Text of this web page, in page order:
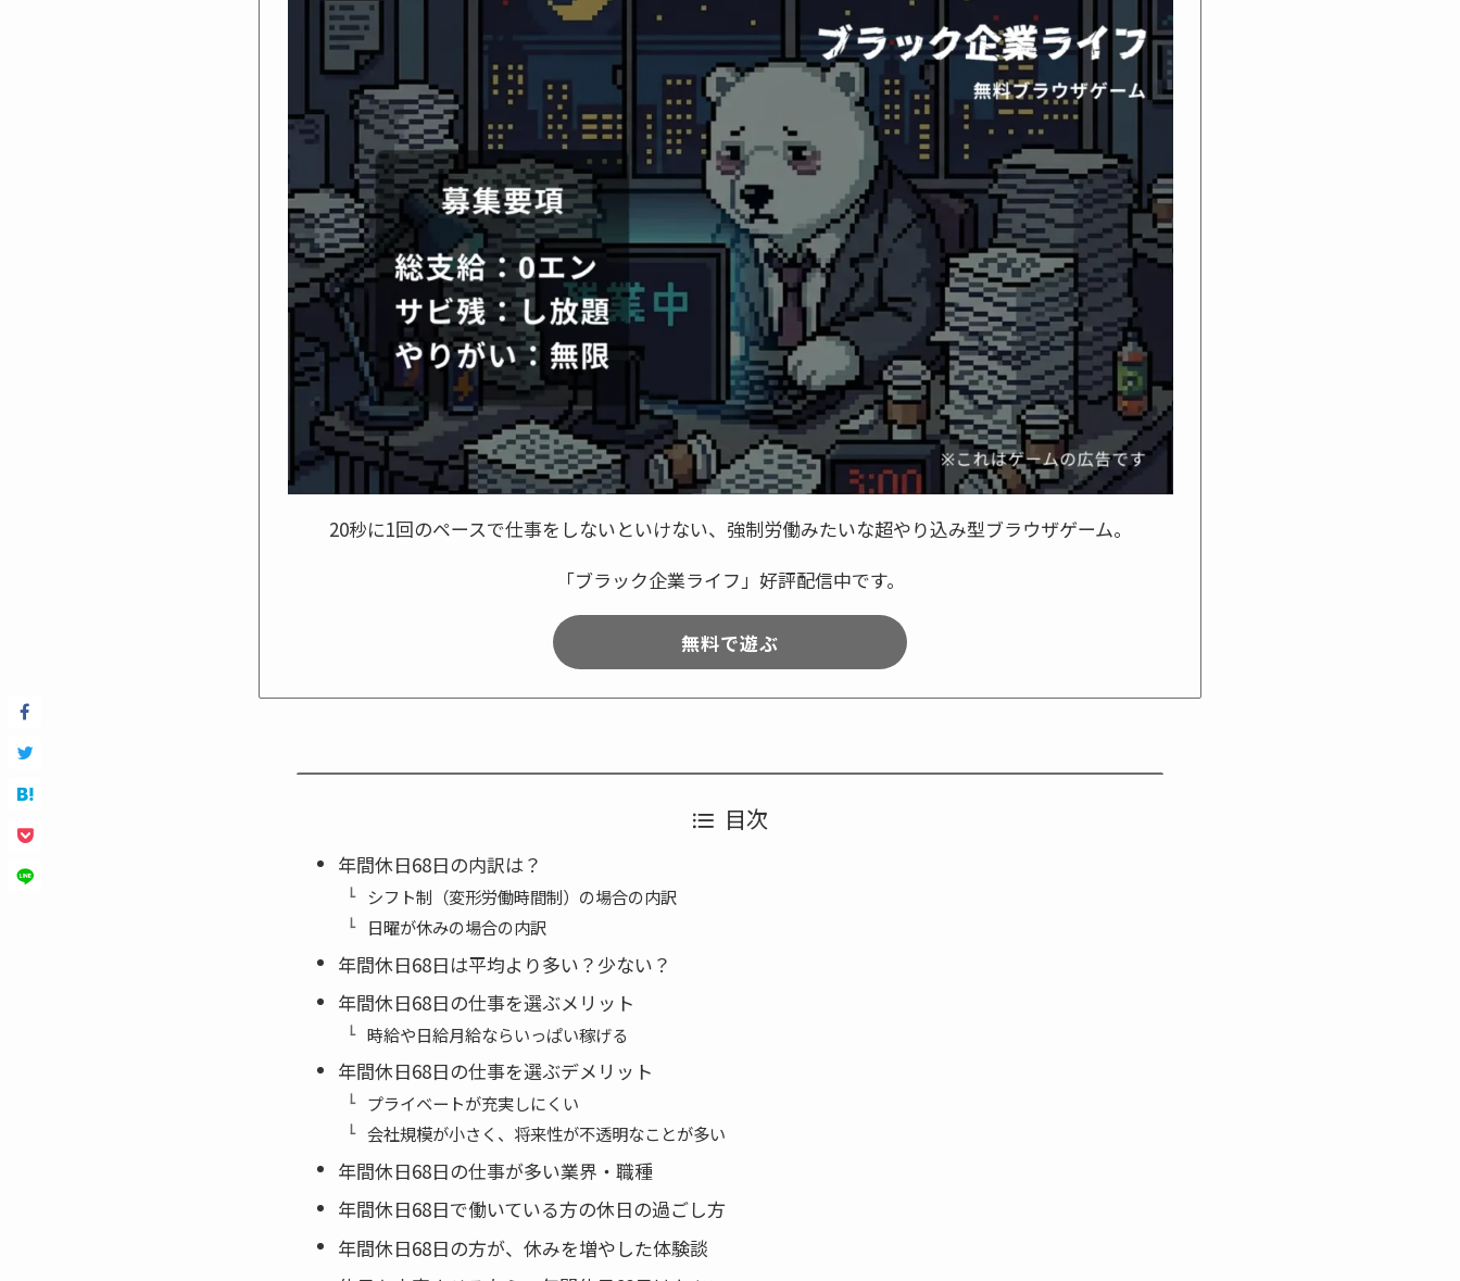
20秒に1回のペースで仕事をしないといけない、強制労働みたいな超やり込み型ブラウザゲーム。
「ブラック企業ライフ」好評配信中です。
無料で遊ぶ
目次
年間休日68日の内訳は？
シフト制（変形労働時間制）の場合の内訳
日曜が休みの場合の内訳
年間休日68日は平均より多い？少ない？
年間休日68日の仕事を選ぶメリット
時給や日給月給ならいっぱい稼げる
年間休日68日の仕事を選ぶデメリット
プライベートが充実しにくい
会社規模が小さく、将来性が不透明なことが多い
年間休日68日の仕事が多い業界・職種
年間休日68日で働いている方の休日の過ごし方
年間休日68日の方が、休みを増やした体験談